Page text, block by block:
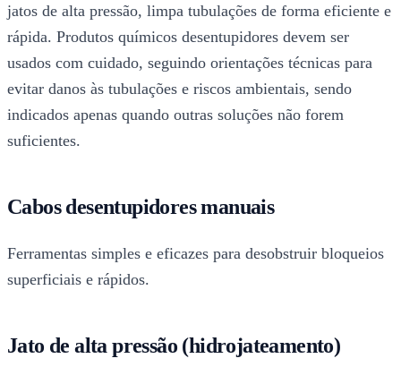
jatos de alta pressão, limpa tubulações de forma eficiente e
rápida. Produtos químicos desentupidores devem ser
usados com cuidado, seguindo orientações técnicas para
evitar danos às tubulações e riscos ambientais, sendo
indicados apenas quando outras soluções não forem
suficientes.
Cabos desentupidores manuais
Ferramentas simples e eficazes para desobstruir bloqueios
superficiais e rápidos.
Jato de alta pressão (hidrojateamento)